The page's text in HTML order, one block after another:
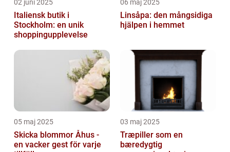
02 juni 2025
Italiensk butik i
Stockholm: en unik
shoppingupplevelse
06 maj 2025
Linsåpa: den mångsidiga
hjälpen i hemmet
05 maj 2025
Skicka blommor Åhus -
en vacker gest för varje
03 maj 2025
Træpiller som en
bæredygtig